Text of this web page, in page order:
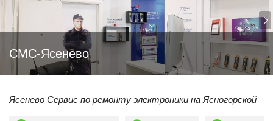
СМС-Ясенево
Ясенево Сервис по ремонту электроники на Ясногорской